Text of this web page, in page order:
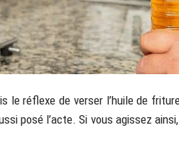
le réflexe de verser l’huile de
posé l’acte. Si vous agissez